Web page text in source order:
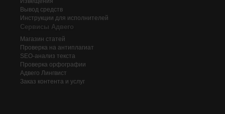
Вывод средств
Инструкции для исполнителей
Сервисы Адвего
Магазин статей
Проверка на антиплагиат
SEO-анализ текста
Проверка орфографии
Адвего Лингвист
Заказ контента и услуг